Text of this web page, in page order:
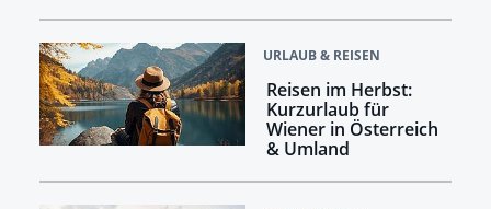
URLAUB & REISEN
Reisen im Herbst:
Kurzurlaub für
Wiener in Österreich
& Umland